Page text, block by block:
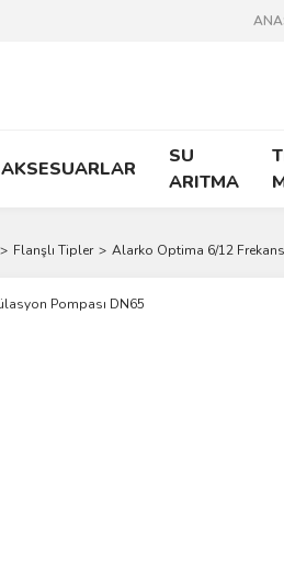
AKSESUARLAR
SU
ARITMA
Flanşlı Tipler Alarko Optima 6/12